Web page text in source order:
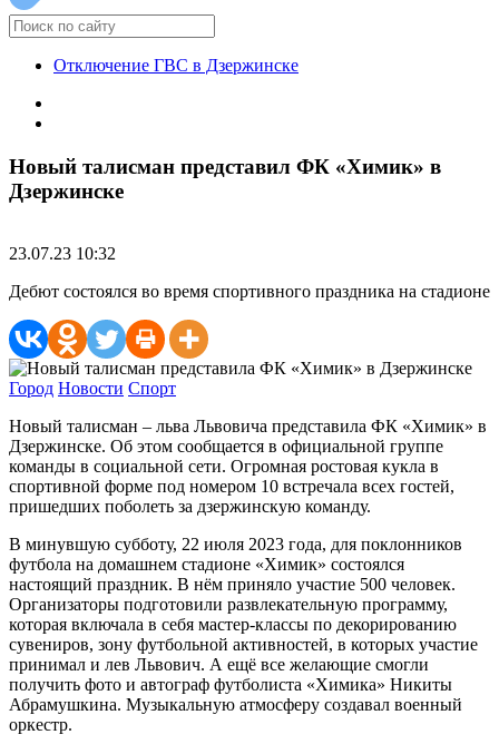
Отключение ГВС в Дзержинске
Новый талисман представил ФК «Химик» в
Дзержинске
23.07.23 10:32
Дебют состоялся во время спортивного праздника на стадионе
Город Новости Спорт
Новый талисман – льва Львовича представила ФК «Химик» в
Дзержинске. Об этом сообщается в официальной группе
команды в социальной сети. Огромная ростовая кукла в
спортивной форме под номером 10 встречала всех гостей,
пришедших поболеть за дзержинскую команду.
В минувшую субботу, 22 июля 2023 года, для поклонников
футбола на домашнем стадионе «Химик» состоялся
настоящий праздник. В нём приняло участие 500 человек.
Организаторы подготовили развлекательную программу,
которая включала в себя мастер-классы по декорированию
сувениров, зону футбольной активностей, в которых участие
принимал и лев Львович. А ещё все желающие смогли
получить фото и автограф футболиста «Химика» Никиты
Абрамушкина. Музыкальную атмосферу создавал военный
оркестр.